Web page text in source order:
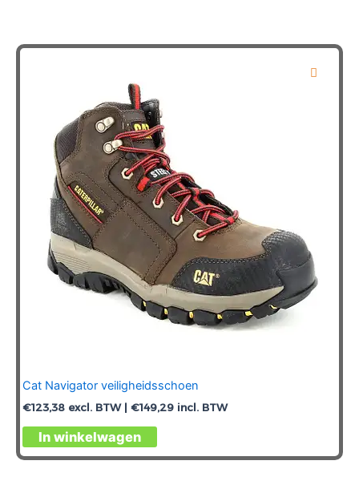
Cat Navigator veiligheidsschoen
€123,38 excl. BTW | €149,29 incl. BTW
In winkelwagen
Dit
product